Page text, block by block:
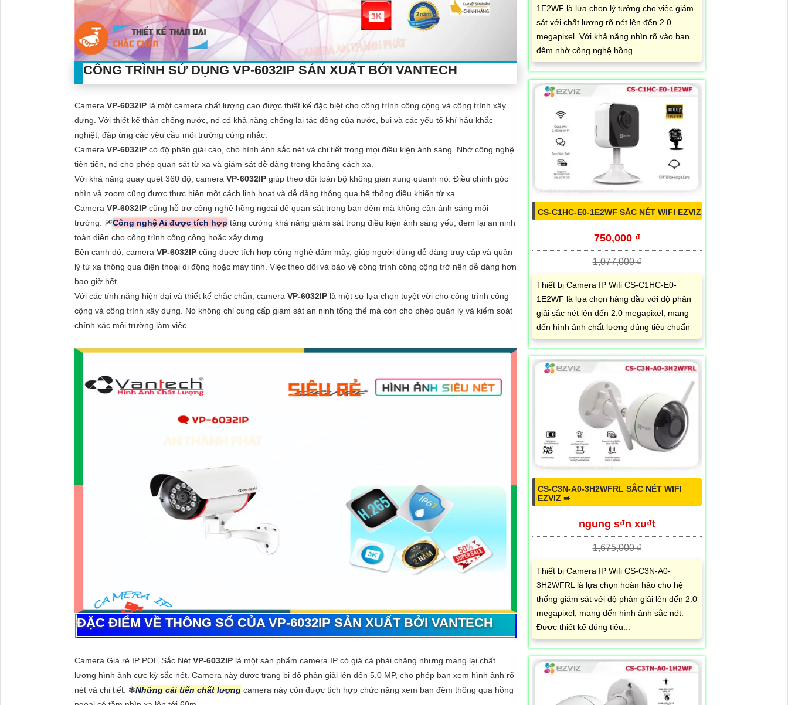
CÔNG TRÌNH SỬ DỤNG VP-6032IP SẢN XUẤT BỞI VANTECH
Camera VP-6032IP là một camera chất lượng cao được thiết kế đặc biệt cho công trình công cộng và công trình xây
dựng. Với thiết kế thân chống nước, nó có khả năng chống lại tác động của nước, bụi và các yếu tố khí hậu khắc
nghiệt, đáp ứng các yêu cầu môi trường cứng nhắc.
Camera VP-6032IP có độ phân giải cao, cho hình ảnh sắc nét và chi tiết trong mọi điều kiện ánh sáng. Nhờ công nghệ
tiên tiến, nó cho phép quan sát từ xa và giám sát dễ dàng trong khoảng cách xa.
Với khả năng quay quét 360 độ, camera VP-6032IP giúp theo dõi toàn bộ không gian xung quanh nó. Điều chỉnh góc
nhìn và zoom cũng được thực hiện một cách linh hoạt và dễ dàng thông qua hệ thống điều khiển từ xa.
Camera VP-6032IP cũng hỗ trợ công nghệ hồng ngoại để quan sát trong ban đêm mà không cần ánh sáng môi
trường. 🎆Công nghệ Ai được tích hợp tăng cường khả năng giám sát trong điều kiện ánh sáng yếu, đem lại an ninh
toàn diện cho công trình công cộng hoặc xây dựng.
Bên cạnh đó, camera VP-6032IP cũng được tích hợp công nghệ đám mây, giúp người dùng dễ dàng truy cập và quản
lý từ xa thông qua điện thoại di động hoặc máy tính. Việc theo dõi và bảo vệ công trình công cộng trở nên dễ dàng hơn
bao giờ hết.
Với các tính năng hiện đại và thiết kế chắc chắn, camera VP-6032IP là một sự lựa chọn tuyệt vời cho công trình công
cộng và công trình xây dựng. Nó không chỉ cung cấp giám sát an ninh tổng thể mà còn cho phép quản lý và kiểm soát
chính xác môi trường làm việc.
ĐẶC ĐIỂM VỀ THÔNG SỐ CỦAVP-6032IP SẢN XUẤT BỞI VANTECH
Camera Giá rẻ IP POE Sắc Nét VP-6032IP là một sản phẩm camera IP có giá cả phải chăng nhưng mang lại chất
lượng hình ảnh cực kỳ sắc nét. Camera này được trang bị độ phân giải lên đến 5.0 MP, cho phép bạn xem hình ảnh rõ
nét và chi tiết. ❃Những cải tiến chất lượng camera này còn được tích hợp chức năng xem ban đêm thông qua hồng
1E2WF là lựa chọn lý tưởng cho việc giám
sát với chất lượng rõ nét lên đến 2.0
megapixel. Với khả năng nhìn rõ vào ban
đêm nhờ công nghệ hồng...
CS-C1HC-E0-1E2WF SẮC NÉT WIFI EZVIZ
750,000 ₫
1,077,000 ₫
Thiết bị Camera IP Wifi CS-C1HC-E0-
1E2WF là lựa chọn hàng đầu với độ phân
giải sắc nét lên đến 2.0 megapixel, mang
đến hình ảnh chất lượng đúng tiêu chuẩn
CS-C3N-A0-3H2WFRL SẮC NÉT WIFI
EZVIZ ➠
ngung s₫n xu₫t
1,675,000 ₫
Thiết bị Camera IP Wifi CS-C3N-A0-
3H2WFRL là lựa chọn hoàn hảo cho hệ
thống giám sát với độ phân giải lên đến 2.0
megapixel, mang đến hình ảnh sắc nét.
Được thiết kế đúng tiêu...